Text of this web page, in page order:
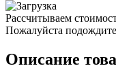
Рассчитываем
Пожалуйста
Описание